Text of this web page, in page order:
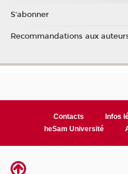
S'abonner
Recommandations aux
Contacts Infos
heSam Université